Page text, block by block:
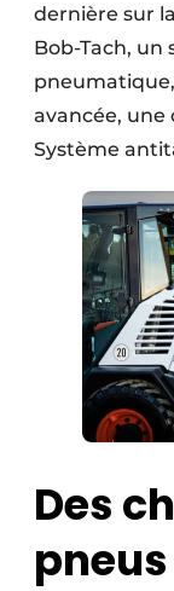
Protection
Rénovation
Sécurité
Software
Techniques
Travaux
dernière sur
Bob-Tach, un
avancée,
Système
Des